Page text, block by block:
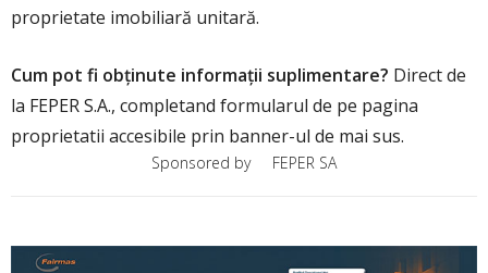
proprietate imobiliară unitară.
Cum pot fi obținute informații suplimentare? Direct de
la FEPER S.A., completand formularul de pe pagina
proprietatii accesibile prin banner-ul de mai sus.
Sponsored by FEPER SA